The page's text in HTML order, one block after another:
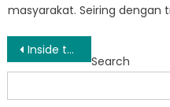
masyarakat. Seiring dengan
Post
navigation
Inside the Operations of BPBD Dolok Merawan: A Critical Force in Disaster Response
Search